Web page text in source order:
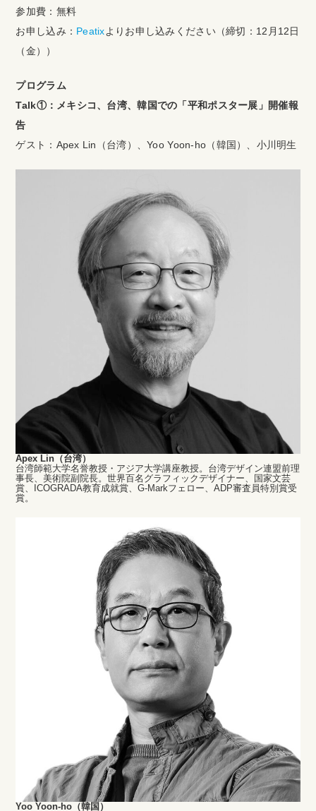
参加費：無料
お申し込み： Peatixよりお申し込みください（締切：12月12日
（金））
プログラム
Talk①：メキシコ、台湾、韓国での「平和ポスター展」開催報
告
ゲスト：Apex Lin（台湾）、Yoo Yoon-ho（韓国）、小川明生
Apex Lin（台湾）
台湾師範大学名誉教授・アジア大学講座教授。台湾デザイン連盟前理
事長、美術院副院長。世界百名グラフィックデザイナー、国家文芸
賞、ICOGRADA教育成就賞、G-Markフェロー、ADP審査員特別賞受
賞。
Yoo Yoon-ho（韓国）